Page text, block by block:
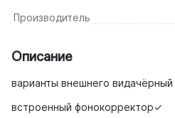
Производитель
Описание
варианты внешнего видачёрный
встроенный фонокорректор✓